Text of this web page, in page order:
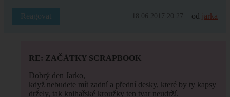
Reagovat 18.06.2017 20:27 od jarka
RE: ZAČÁTKY SCRAPBOOK
Dobrý den Jarko,
když nebudete mít zadní a přední desky, které by ty kapsy
držely, tak knihařské kroužky ten tvar neudrží.